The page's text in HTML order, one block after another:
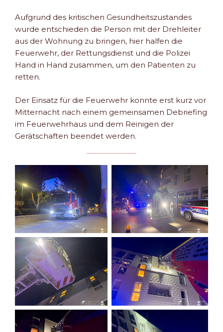
Aufgrund des kritischen Gesundheitszustandes
wurde entschieden die Person mit der Drehleiter
aus der Wohnung zu bringen, hier halfen die
Feuerwehr, der Rettungsdienst und die Polizei
Hand in Hand zusammen, um den Patienten zu
retten.
Der Einsatz für die Feuerwehr konnte erst kurz vor
Mitternacht nach einem gemeinsamen Debriefing
im Feuerwehrhaus und dem Reinigen der
Gerätschaften beendet werden.